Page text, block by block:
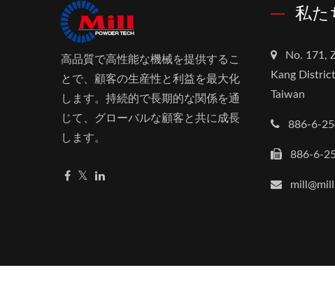
高品質で高性能な機械を提供するこ
とで、顧客の生産性と利益を最大化
します。持続的で長期的な関係を通
じて、グローバルな顧客と共に成長
します。
私た
No. 171,
Kang
Taiwan
886-6-
886-6-